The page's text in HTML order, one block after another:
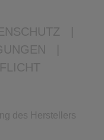
des Herstellers